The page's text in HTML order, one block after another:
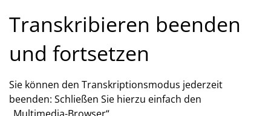
Transkribieren beenden
und fortsetzen
Sie können den Transkriptionsmodus jederzeit
beenden: Schließen Sie hierzu einfach den